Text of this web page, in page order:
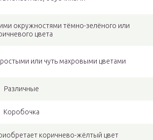
окружностями тёмно-зелёного или
цвета
или чуть махровыми цветами
Различные
Коробочка
коричнево-жёлтый цвет